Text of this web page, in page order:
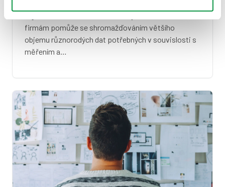
firmám pomůže se shromažďováním většího
objemu různorodých dat potřebných v souvislosti s
měřením a…